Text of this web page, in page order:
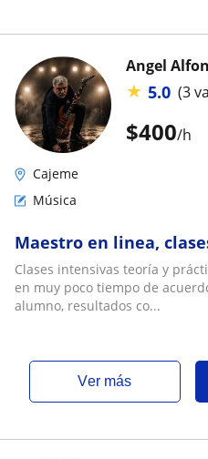
$400/h
Angel
★ 5.0 (3
Cajeme
Música
Maestro en linea,
Clases intensivas teoría y
en muy poco tiempo de
alumno, resultados co...
ver más